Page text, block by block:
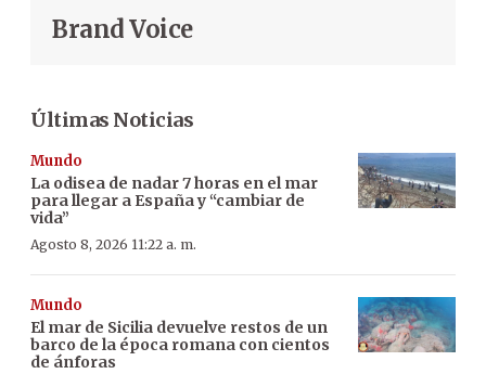
Brand Voice
Últimas Noticias
Mundo
La odisea de nadar 7 horas en el mar
para llegar a España y “cambiar de
vida”
Agosto 8, 2026 11:22 a. m.
Mundo
El mar de Sicilia devuelve restos de un
barco de la época romana con cientos
de ánforas